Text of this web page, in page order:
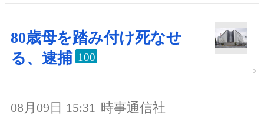
80歳母を踏み付け死なせ
る、逮捕 100
08月09日 15:31 時事通信社